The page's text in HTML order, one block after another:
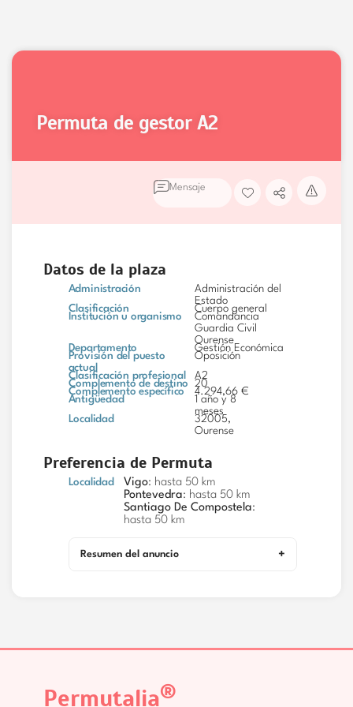
permuta de gestorA2
Mensaje
Datos de la plaza
Administración
Administración del
Estado
Clasificación Cuerpo general
Institución u organismo
Comandancia
Guardia Civil
Ourense
Departamento Gestión Económica
Provisión del puesto
actual
Oposición
Clasificación profesional
A2
Complemento de destino 20
Complemento específico 4.294,66 €
Antigüedad
1 año y 8
meses
Localidad
32005,
Ourense
Preferencia de Permuta
Localidad Vigo: hasta 50 km
Pontevedra: hasta 50 km
Santiago De Compostela:
hasta 50 km
Resumen del anuncio
Permutalia®